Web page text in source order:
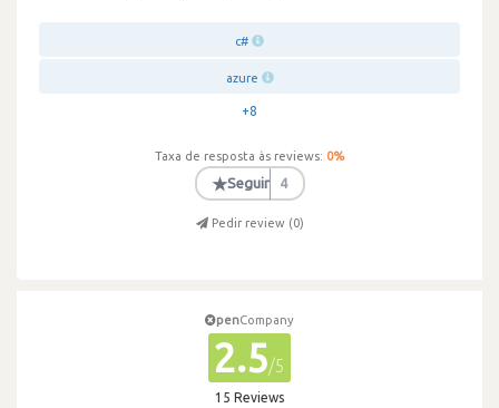
c#
azure
+8
Taxa de resposta às reviews: 0%
★Seguir 4
Pedir review (0)
penCompany
2.5/5
15 Reviews